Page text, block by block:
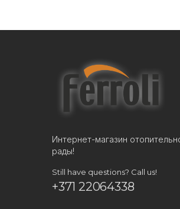
Интернет-магазин
рады!
Still have questions? Call us!
+371 22064338